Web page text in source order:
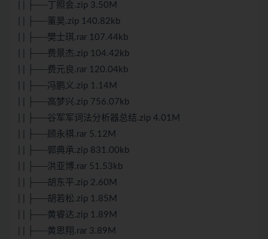
| | ├──丁照会.zip 3.50M
| | ├──董昊.zip 140.82kb
| | ├──樊士琪.rar 107.44kb
| | ├──费景杰.zip 104.42kb
| | ├──费元良.rar 120.04kb
| | ├──冯鹏义.zip 1.14M
| | ├──高梦兴.zip 756.07kb
| | ├──谷军军词法分析器总结.zip 4.01M
| | ├──顾永祺.rar 5.12M
| | ├──郭典承.zip 831.00kb
| | ├──洪亚博.rar 51.53kb
| | ├──胡东平.zip 2.60M
| | ├──胡若松.zip 1.85M
| | ├──黄睿达.zip 1.89M
| | ├──黄思翔.rar 3.89M